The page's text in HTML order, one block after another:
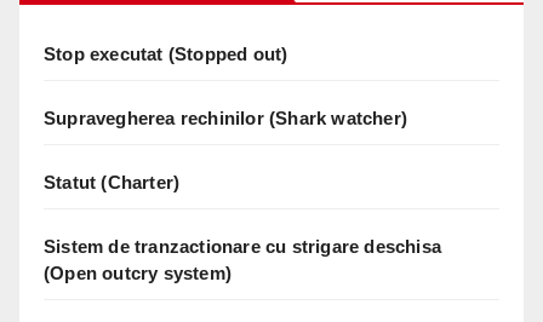
Stop executat (Stopped out)
Supravegherea rechinilor (Shark watcher)
Statut (Charter)
Sistem de tranzactionare cu strigare deschisa
(Open outcry system)